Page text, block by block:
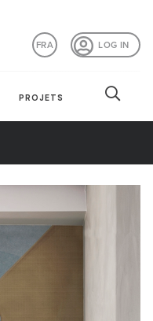
LOG IN
FRA
PROJETS